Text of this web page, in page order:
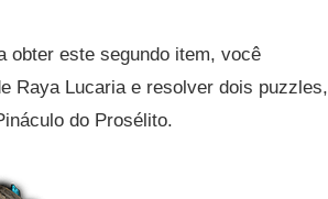
obter este segundo item, você
Raya Lucaria e resolver dois puzzles,
do Prosélito.